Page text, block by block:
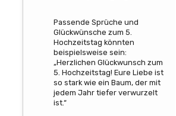
Passende Sprüche und
Glückwünsche zum 5.
Hochzeitstag könnten
beispielsweise sein:
„Herzlichen Glückwunsch zum
5. Hochzeitstag! Eure Liebe ist
so stark wie ein Baum, der mit
jedem Jahr tiefer verwurzelt
ist.“